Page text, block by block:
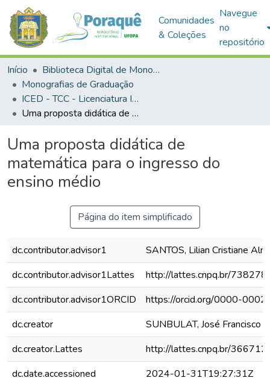
Comunidades
& Coleções
Navegue
no
repositório
Início
Biblioteca Digital de Monografias (BDM)
Monografias de Graduação
ICED - TCC - Licenciatura Integrada em Matemática e Física
Uma proposta didática de matemática para o ingresso do ensino médio
Uma proposta didática de
matemática para o ingresso do
ensino médio
Página do item simplificado
dc.contributor.advisor1
SANTOS, Lilian Cristiane
dc.contributor.advisor1Lattes
http://lattes.cnpq.br/
dc.contributor.advisor1ORCID
https://orcid.org/0000-
dc.creator
SUNBULAT, José Francisco
dc.creator.Lattes
http://lattes.cnpq.br/
dc.date.accessioned
2024-01-31T19:27:31Z